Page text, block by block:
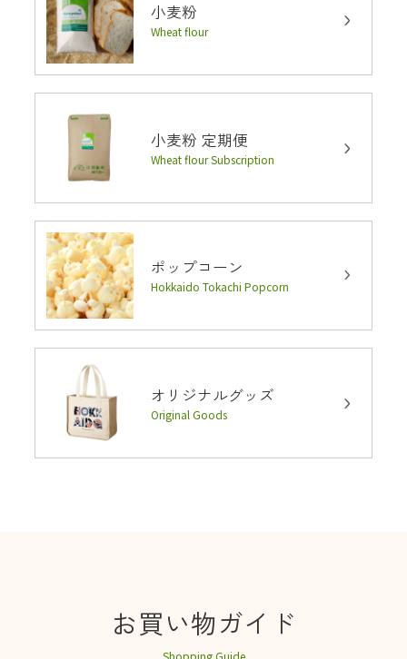
小麦粉
Wheat flour
小麦粉 定期便
Wheat flour Subscription
ポップコーン
Hokkaido Tokachi Popcorn
オリジナルグッズ
Original Goods
お買い物ガイド
Shopping Guide